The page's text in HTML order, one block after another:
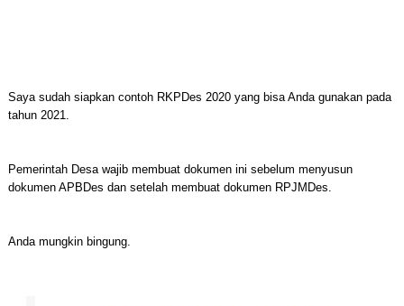
Saya sudah siapkan contoh RKPDes 2020 yang bisa Anda gunakan pada
tahun 2021.
Pemerintah Desa wajib membuat dokumen ini sebelum menyusun
dokumen APBDes dan setelah membuat dokumen RPJMDes.
Anda mungkin bingung.